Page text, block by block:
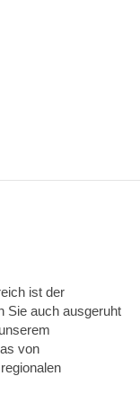
ist der
Sie auch ausgeruht
von